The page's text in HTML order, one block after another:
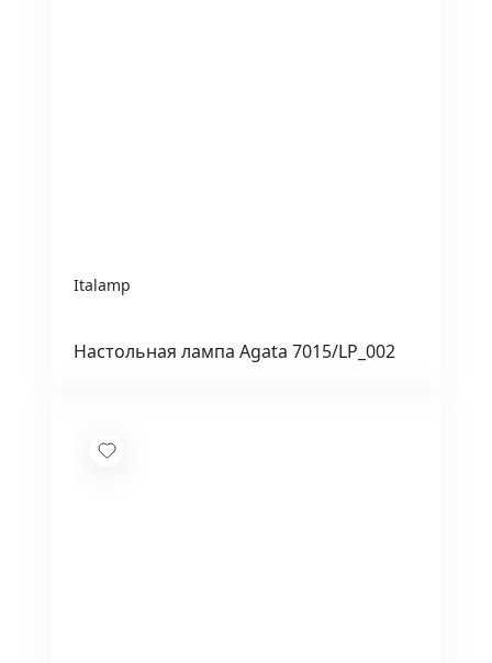
Italamp
Настольная лампа Agata 7015/LP_002